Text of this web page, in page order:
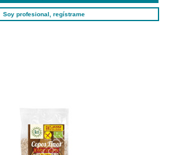
Soy profesional, regístrame